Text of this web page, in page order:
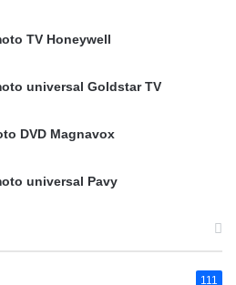
TV Honeywell
universal Goldstar TV
DVD Magnavox
universal Pavy
111